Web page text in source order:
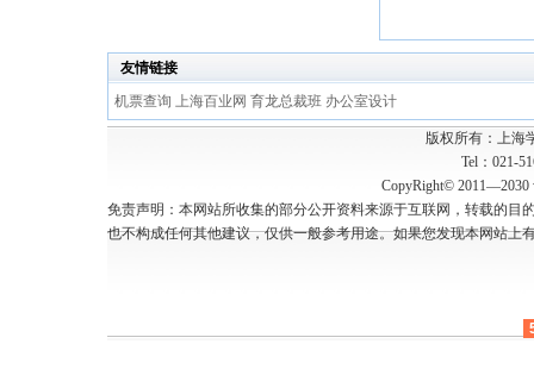
友情链接
机票查询 上海百业网 育龙总裁班 办公室设计
版权所有：上
Tel：021-
CopyRight© 2011—2030
免责声明：本网站所收集的部分公开资料来源于互联网，转载的
也不构成任何其他建议，仅供一般参考用途。如果您发现本网站